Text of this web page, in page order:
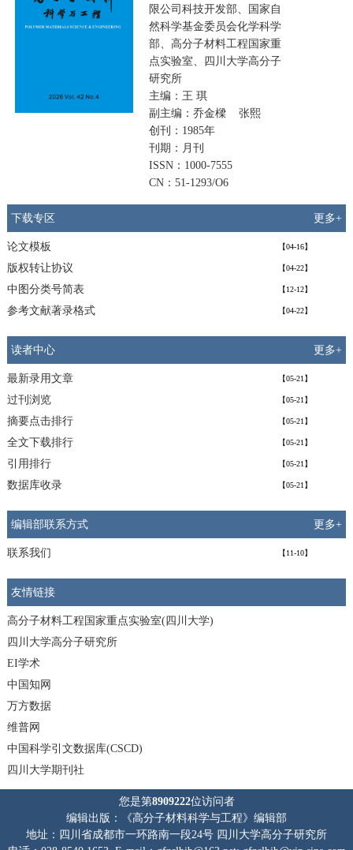
限公司科技开发部、国家自
然科学基金委员会化学科学
部、高分子材料工程国家重
点实验室、四川大学高分子
研究所
主编：王 琪
副主编：乔金樑 张熙
创刊：1985年
刊期：月刊
ISSN：1000-7555
CN：51-1293/O6
下载专区 更多+
【04-16】
论文模板
【04-22】
版权转让协议
【12-12】
中图分类号简表
【04-22】
参考文献著录格式
读者中心 更多+
【05-21】
最新录用文章
【05-21】
过刊浏览
【05-21】
摘要点击排行
【05-21】
全文下载排行
【05-21】
引用排行
【05-21】
数据库收录
编辑部联系方式 更多+
【11-10】
联系我们
友情链接
高分子材料工程国家重点实验室(四川大学)
四川大学高分子研究所
EI学术
中国知网
万方数据
维普网
中国科学引文数据库(CSCD)
四川大学期刊社
您是第8909222位访问者
编辑出版：《高分子材料科学与工程》编辑部
地址：四川省成都市一环路南一段24号 四川大学高分子研究所